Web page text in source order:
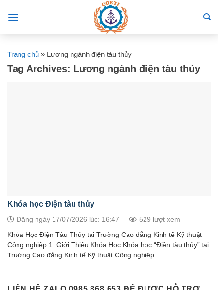
Trang chủ » Lương ngành điện tàu thủy
Tag Archives: Lương ngành điện tàu thủy
Khóa học Điện tàu thủy
Đăng ngày 17/07/2026 lúc: 16:47 529 lượt xem
Khóa Học Điện Tàu Thủy tại Trường Cao đẳng Kinh tế Kỹ thuật
Công nghiệp 1. Giới Thiệu Khóa Học Khóa học “Điện tàu thủy” tại
Trường Cao đẳng Kinh tế Kỹ thuật Công nghiệp...